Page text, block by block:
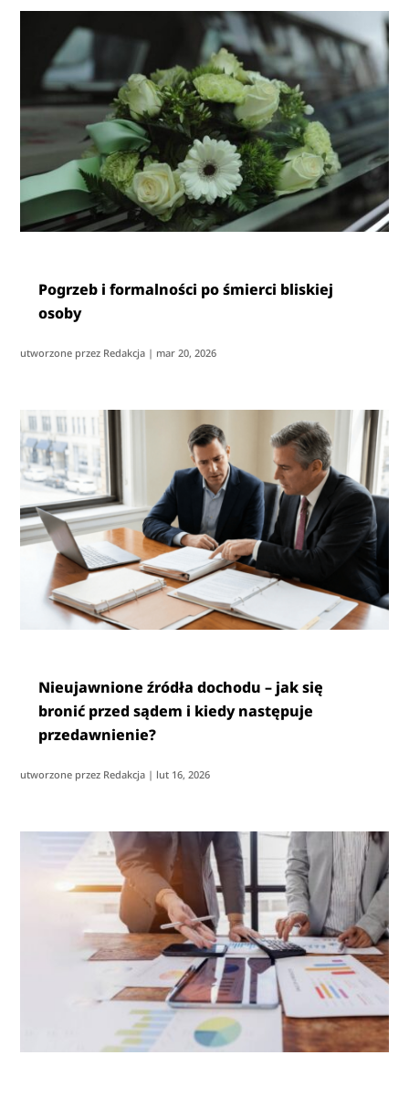
Pogrzeb i formalności po śmierci bliskiej
osoby
utworzone przez Redakcja | mar 20, 2026
Nieujawnione źródła dochodu – jak się
bronić przed sądem i kiedy następuje
przedawnienie?
utworzone przez Redakcja | lut 16, 2026